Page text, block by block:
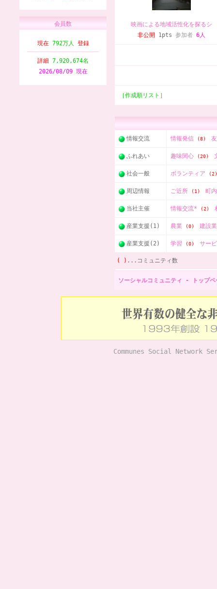
会員数
現在 792万人 登録
詳細 7,920,674名
2026/08/09 現在
映画による地域活性化を探るシ
非公開 1pts 参加者 6人
［作成順リスト］
情報交流 情報発信 (8)
ふれあい 趣味関心 (20)
社会一般 ボランティア (2)
周辺情報 ご近所 (1) 町
当社主催 情報交流* (2)
産業支援(1) 農業 (0) 建設
産業支援(2) 学習 (0) サー
( ) ...コミュニティ数
ソーシャルコミュニティ - トップペ
Communes Social Network